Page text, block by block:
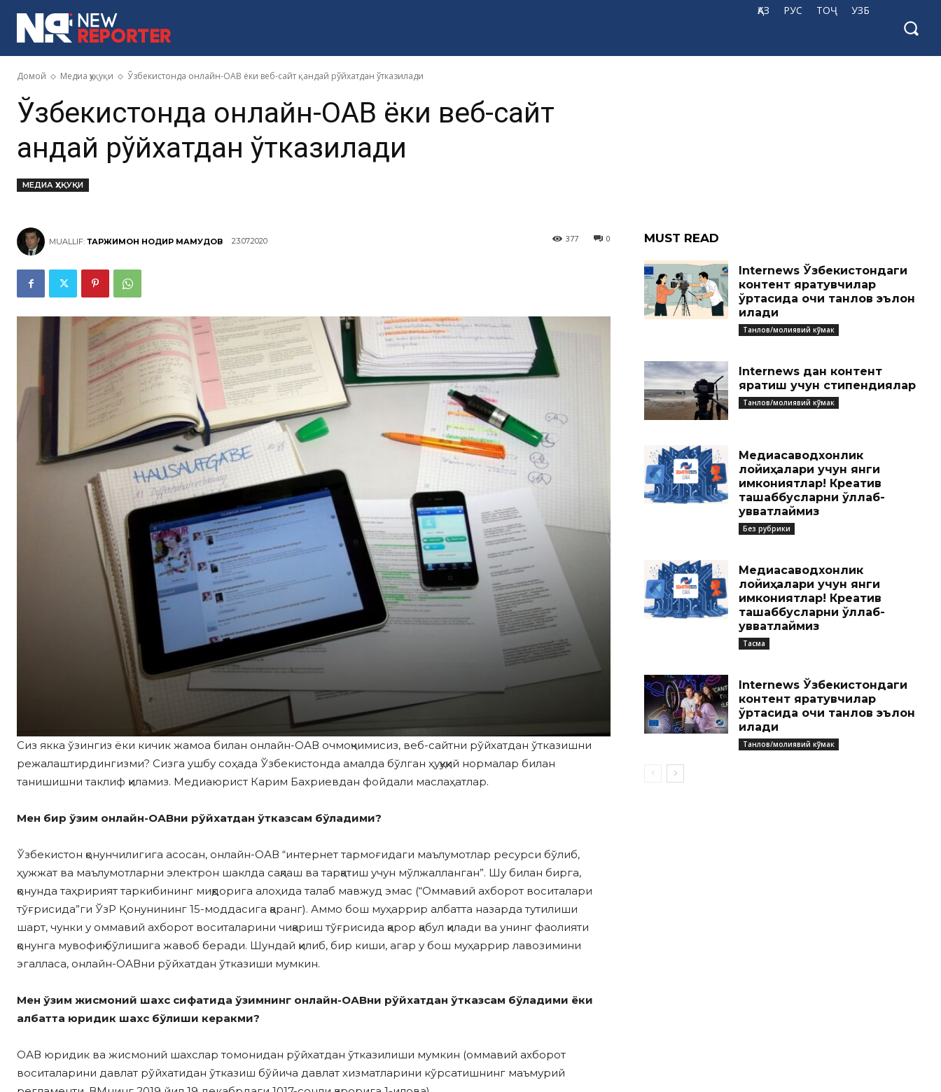
ҚАЗ РУС ТОҶ УЗБ
Домой Медиа ҳуқуқи Ўзбекистонда онлайн-ОАВ ёки веб-сайт қандай рўйхатдан ўтказилади
Ўзбекистонда онлайн-ОАВ ёки веб-сайт
қандай рўйхатдан ўтказилади
МЕДИА ҲУҚУҚИ
MUALLIF: ТАРЖИМОН НОДИР МАҲМУДОВ 23.07.2020 0
377
Сиз якка ўзингиз ёки кичик жамоа билан онлайн-ОАВ очмоқчимисиз, веб-сайтни рўйхатдан ўтказишни
режалаштирдингизми? Сизга ушбу соҳада Ўзбекистонда амалда бўлган ҳуқуқий нормалар билан
танишишни таклиф қиламиз. Медиаюрист Карим Бахриевдан фойдали маслаҳатлар.
Мен бир ўзим онлайн-ОАВни рўйхатдан ўтказсам бўладими?
Ўзбекистон қонунчилигига асосан, онлайн-ОАВ “интернет тармоғидаги маълумотлар ресурси бўлиб,
ҳужжат ва маълумотларни электрон шаклда сақлаш ва тарқатиш учун мўлжалланган”. Шу билан бирга,
қонунда таҳририят таркибининг миқдорига алоҳида талаб мавжуд эмас (“Оммавий ахборот воситалари
тўғрисида”ги ЎзР Қонунининг 15-моддасига қаранг). Аммо бош муҳаррир албатта назарда тутилиши
шарт, чунки у оммавий ахборот воситаларини чиқариш тўғрисида қарор қабул қилади ва унинг фаолияти
қонунга мувофиқ бўлишига жавоб беради. Шундай қилиб, бир киши, агар у бош муҳаррир лавозимини
эгалласа, онлайн-ОАВни рўйхатдан ўтказиши мумкин.
Мен ўзим жисмоний шахс сифатида ўзимнинг онлайн-ОАВни рўйхатдан ўтказсам бўладими ёки
албатта юридик шахс бўлиши керакми?
ОАВ юридик ва жисмоний шахслар томонидан рўйхатдан ўтказилиши мумкин (оммавий ахборот
воситаларини давлат рўйхатидан ўтказиш бўйича давлат хизматларини кўрсатишнинг маъмурий
MUST READ
Internews Ўзбекистондаги
контент яратувчилар
ўртасида очиқ танлов эълон
қилади
Танлов/молиявий кўмак
Internews дан контент
яратиш учун стипендиялар
Танлов/молиявий кўмак
Медиасаводхонлик
лойиҳалари учун янги
имкониятлар! Креатив
ташаббусларни қўллаб-
қувватлаймиз
Без рубрики
Медиасаводхонлик
лойиҳалари учун янги
имкониятлар! Креатив
ташаббусларни қўллаб-
қувватлаймиз
Тасма
Internews Ўзбекистондаги
контент яратувчилар
ўртасида очиқ танлов эълон
қилади
Танлов/молиявий кўмак